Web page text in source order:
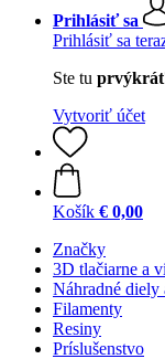
Prihlásiť sa
Prihlásiť sa
Ste tu
Vytvoriť účet
Košík € 0,00
Značky
3D tlačiarne a
Náhradné diely
Filamenty
Resiny
Príslušenstvo